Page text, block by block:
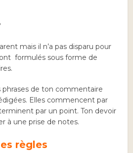
mais il n’a pas disparu pour
formulés sous forme de
de ton commentaire
Elles commencent par
par un point. Ton devoir
à une prise de notes.
règles